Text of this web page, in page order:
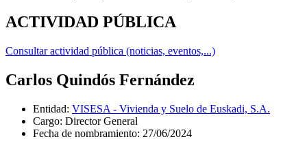
ACTIVIDAD PÚBLICA
Consultar actividad pública (noticias, eventos,...)
Carlos Quindós Fernández
Entidad: VISESA - Vivienda y Suelo de Euskadi, S.A.
Cargo: Director General
Fecha de nombramiento: 27/06/2024